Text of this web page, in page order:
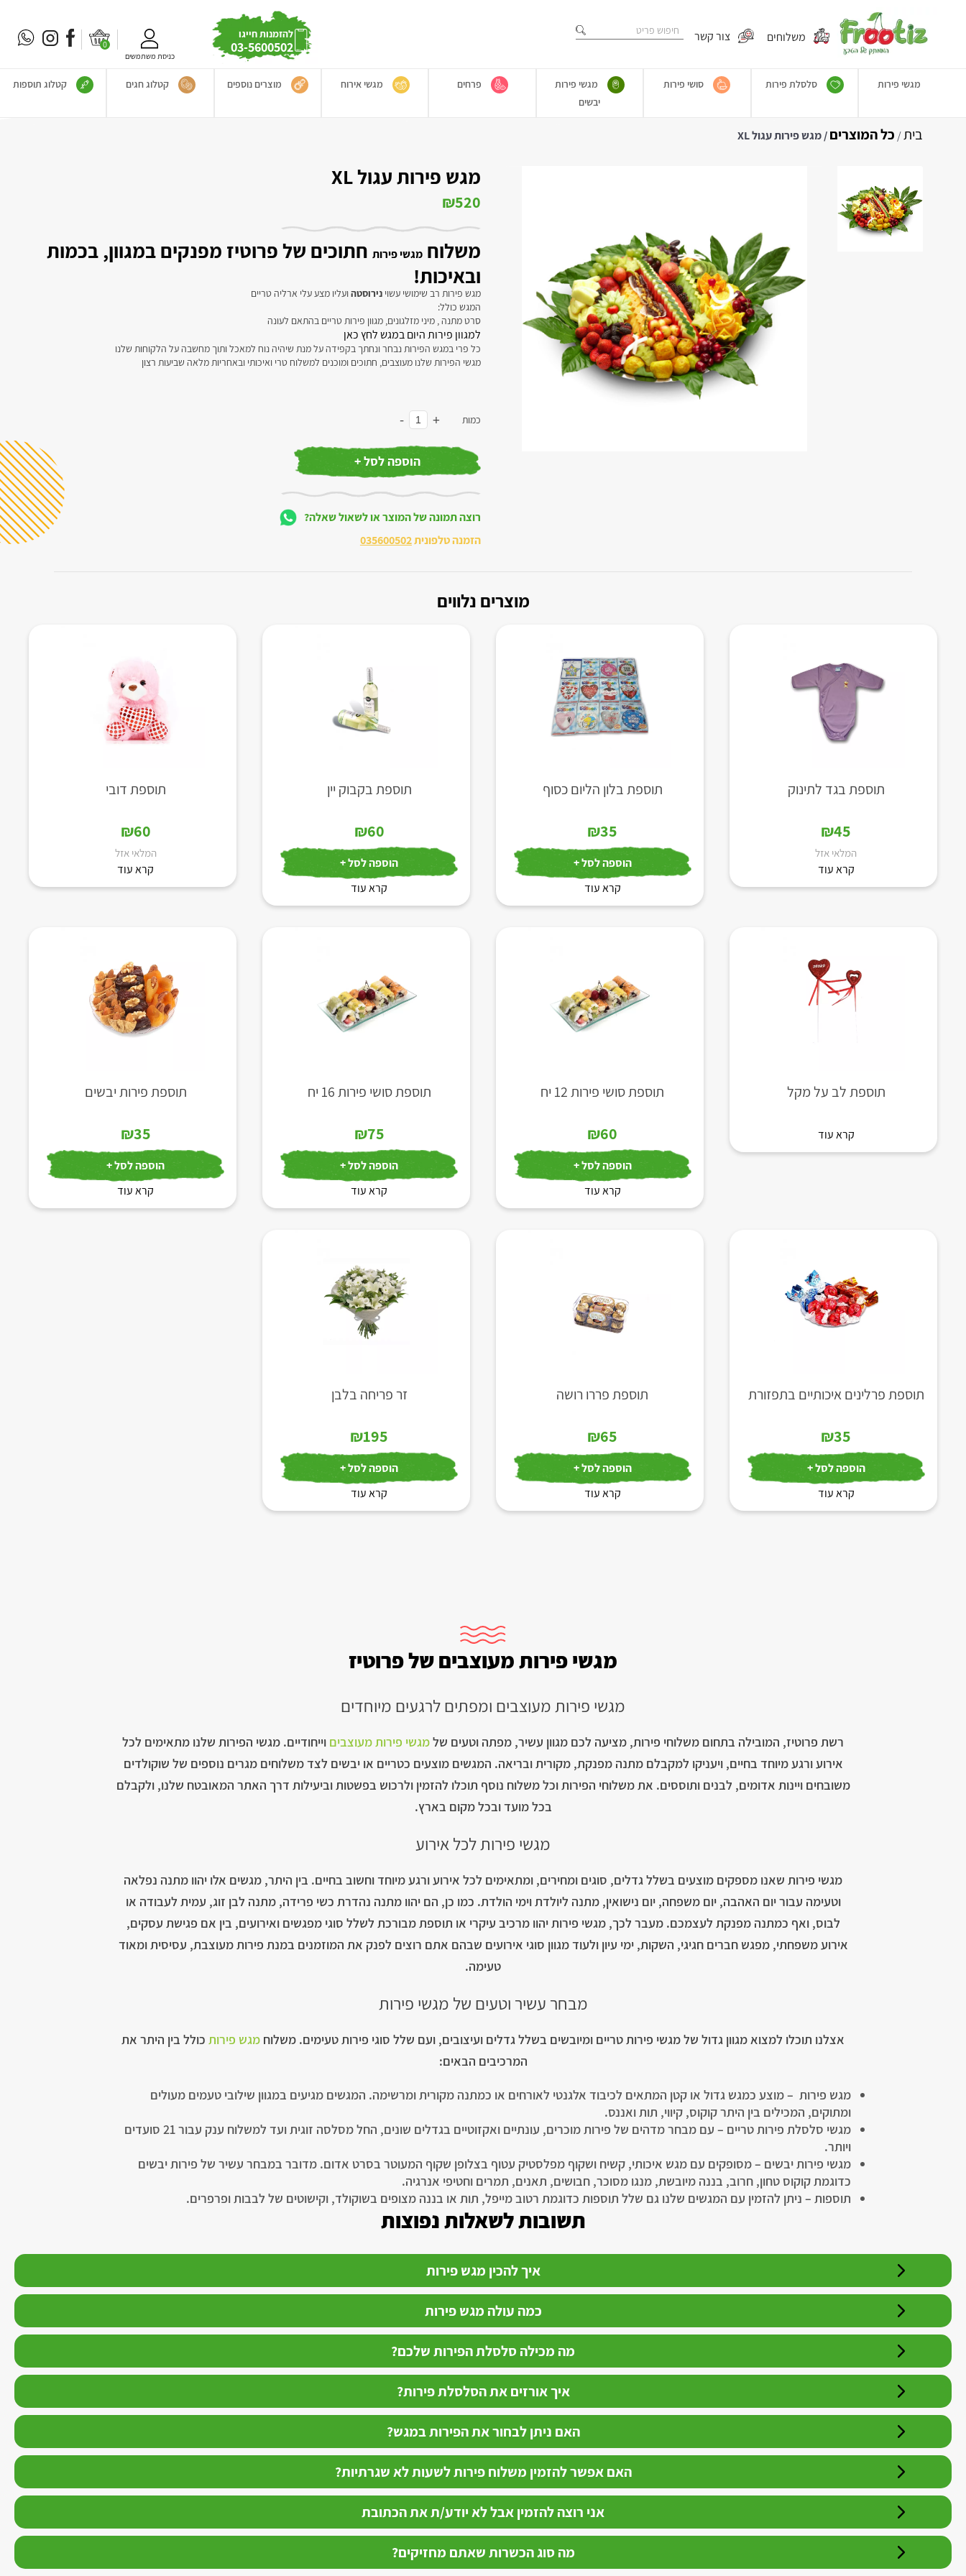
משלוחים צור קשר להזמנות חייגו
03-5600502
כניסת משתמשים
0
מגשי פירות סלסלת פירות סושי פירות
מגשי פירות
יבשים
פרחים מגשי אירוח מוצרים נוספים קטלוג חגים קטלוג תוספות
בית/ כל המוצרים/ מגש פירות עגול XL
מגש פירות עגול XL
₪520
משלוחמגשי פירות חתוכים של פרוטיז מפנקים במגוון, בכמות
ובאיכות!
מגש פירות רב שימושי עשוינירוסטהועליו מצע עלי ארליה טריים
המגש כולל:
סרט מתנה , מיני מזלגונים, מגוון פירות טריים בהתאם לעונה
למגוון פירות היום במגש לחץ כאן
כל פרי במגש הפירות נבחר ונחתך בקפידה על מנת שיהיה נוח למאכל ותוך מחשבה על הלקוחות שלנו
מגשי הפירות שלנו מעוצבים, חתוכים ומוכנים למשלוח טרי ואיכותי ובאחריות מלאה שביעות רצון
כמות +
-
הוספה לסל +
רוצה תמונה של המוצר או לשאול שאלה?
הזמנה טלפונית035600502
מוצרים נלווים
תוספת בגד לתינוק
₪45
המלאי אזל
קרא עוד
תוספת בלון הליום כסוף
₪35
הוספה לסל +
קרא עוד
תוספת בקבוק יין
₪60
הוספה לסל +
קרא עוד
תוספת דובי
₪60
המלאי אזל
קרא עוד
תוספת לב על מקל
קרא עוד
תוספת סושי פירות 12 יח
₪60
הוספה לסל +
קרא עוד
תוספת סושי פירות 16 יח
₪75
הוספה לסל +
קרא עוד
תוספת פירות יבשים
₪35
הוספה לסל +
קרא עוד
תוספת פרלינים איכותיים בתפזורת
₪35
הוספה לסל +
קרא עוד
תוספת פררו רושה
₪65
הוספה לסל +
קרא עוד
זר פריחה בלבן
₪195
הוספה לסל +
קרא עוד
מגשי פירות מעוצבים של פרוטיז
מגשי פירות מעוצבים ומפתים לרגעים מיוחדים
רשת פרוטיז, המובילה בתחום משלוחי פירות, מציעה לכם מגוון עשיר, מפתה וטעים שלמגשי פירות מעוצבים וייחודיים. מגשי הפירות שלנו מתאימים לכל
אירוע ורגע מיוחד בחיים, ויעניקו למקבלם מתנה מפנקת, מקורית ובריאה. המגשים מוצעים כטריים או יבשים לצד משלוחים מגרים נוספים של שוקולדים
משובחים ויינות אדומים, לבנים ותוססים. את משלוחי הפירות וכל משלוח נוסף תוכלו להזמין ולרכוש בפשטות וביעילות דרך האתר המאובטח שלנו, ולקבלם
בכל מועד ובכל מקום בארץ.
מגשי פירות לכל אירוע
מגשי פירות שאנו מספקים מוצעים בשלל גדלים, סוגים ומחירים, ומתאימים לכל אירוע ורגע מיוחד וחשוב בחיים. בין היתר, מגשים אלו יהוו מתנה נפלאה
וטעימה עבור יום האהבה, יום משפחה, יום נישואין, מתנה ליולדת וימי הולדת. כמו כן, הם יהוו מתנה נהדרת כשי פרידה, מתנה לבן זוג, עמית לעבודה או
לבוס, ואף כמתנה מפנקת לעצמכם. מעבר לכך, מגשי פירות יהוו מרכיב עיקרי או תוספת מבורכת לשלל סוגי מפגשים ואירועים, בין אם פגישת עסקים,
אירוע משפחתי, מפגש חברים חגיגי, השקות, ימי עיון ולעוד מגוון סוגי אירועים שבהם אתם רוצים לפנק את המוזמנים במנת פירות מעוצבת, עסיסית ומאוד
טעימה.
מבחר עשיר וטעים של מגשי פירות
אצלנו תוכלו למצוא מגוון גדול של מגשי פירות טריים ומיובשים בשלל גדלים ועיצובים, ועם שלל סוגי פירות טעימים. משלוח מגש פירות כולל בין היתר את
המרכיבים הבאים:
מגש פירות – מוצע כמגש גדול או קטן המתאים לכיבוד אלגנטי לאורחים או כמתנה מקורית ומרשימה. המגשים מגיעים במגוון שילובי טעמים מעולים
ומתוקים, המכילים בין היתר קוקוס, קיווי, תות ואננס.
מגשי סלסלת פירות טריים – עם מבחר מדהים של פירות מוכרים, עונתיים ואקזוטיים בגדלים שונים, החל מסלסה זוגית ועד למשלוח ענק עבור 21 סועדים
ויותר.
מגשי פירות יבשים – מסופקים עם מגש איכותי, קשיח ושקוף מפלסטיק עטוף בצלופן שקוף המעוטר בסרט אדום. מדובר במבחר עשיר של פירות יבשים
כדוגמת קוקוס טחון, חרוב, בננה מיובשת, מנגו מסוכר, חבושים, תאנים, תמרים וחטיפי אנרגיה.
תוספות – ניתן להזמין עם המגשים שלנו גם שלל תוספות כדוגמת רטוב מייפל, תות או בננה מצופים בשוקולד, וקישוטים של לבבות ופרפרים.
תשובות לשאלות נפוצות
איך להכין מגש פירות
כמה עולה מגש פירות
מה מכילה סלסלת הפירות שלכם?
איך אורזים את הסלסלת פירות?
האם ניתן לבחור את הפירות במגש?
האם אפשר להזמין משלוח פירות לשעות לא שגרתיות?
אני רוצה להזמין אבל לא יודע/ת את הכתובת
מה סוג הכשרות שאתם מחזיקים?